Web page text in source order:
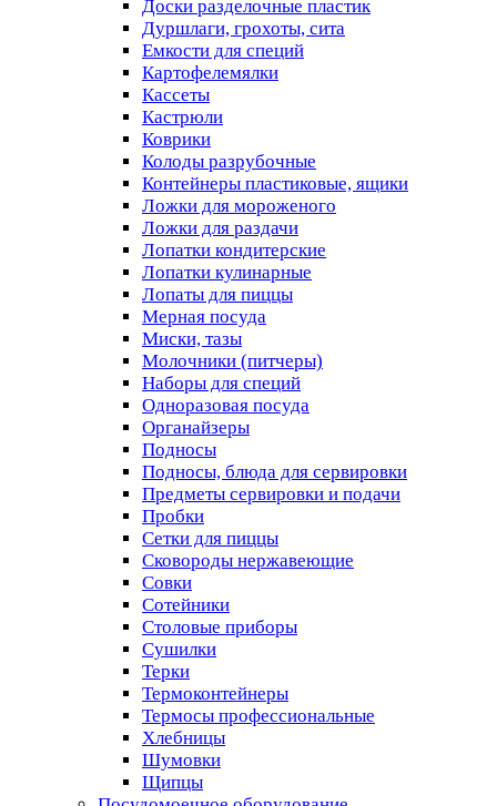
Доски разделочные пластик
Дуршлаги, грохоты, сита
Емкости для специй
Картофелемялки
Кассеты
Кастрюли
Коврики
Колоды разрубочные
Контейнеры пластиковые, ящики
Ложки для мороженого
Ложки для раздачи
Лопатки кондитерские
Лопатки кулинарные
Лопаты для пиццы
Мерная посуда
Миски, тазы
Молочники (питчеры)
Наборы для специй
Одноразовая посуда
Органайзеры
Подносы
Подносы, блюда для сервировки
Предметы сервировки и подачи
Пробки
Сетки для пиццы
Сковороды нержавеющие
Совки
Сотейники
Столовые приборы
Сушилки
Терки
Термоконтейнеры
Термосы профессиональные
Хлебницы
Шумовки
Щипцы